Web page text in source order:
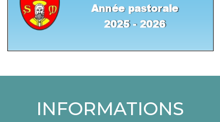
INFORMATIONS